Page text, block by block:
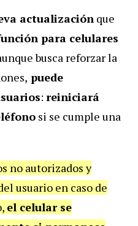
actualización que
para celulares
busca reforzar la
puede
: reiniciará
si se cumple una
no autorizados y
usuario en caso de
el celular se